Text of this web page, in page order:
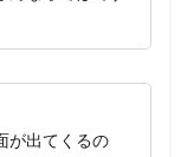
が出てくるの